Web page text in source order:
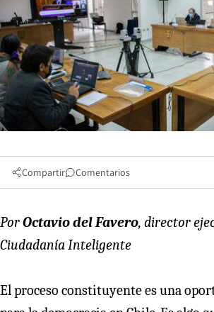
Compartir Comentarios
PorOctavio del Favero, director
Ciudadanía Inteligente
El proceso constituyente es una